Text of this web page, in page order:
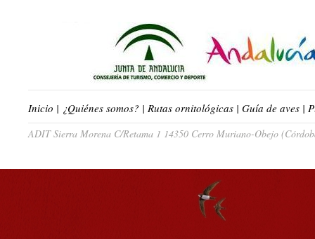
Inicio | ¿Quiénes somos? | Rutas ornitológicas | Guía de aves |
ADIT Sierra Morena C/Retama 1 14350 Cerro Muriano-Obejo